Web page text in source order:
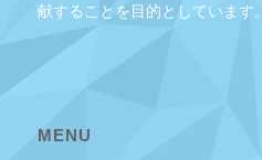
献することを目的としています。
MENU